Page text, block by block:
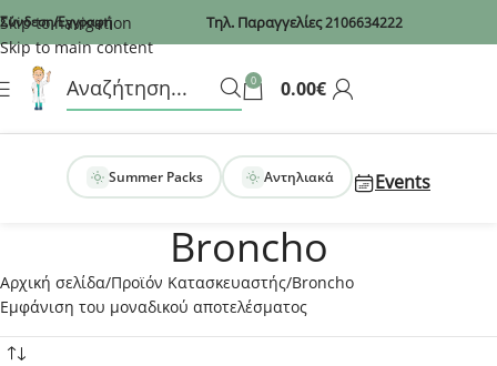
Recaptcha
Skip to navigation
Skip to main content
Σύνδεση/Εγγραφή Τηλ. Παραγγελίες2106634222
0 0.00€
Summer Packs Αντηλιακά Events
Broncho
Αρχική σελίδα Προϊόν Κατασκευαστής Broncho
Εμφάνιση του μοναδικού αποτελέσματος